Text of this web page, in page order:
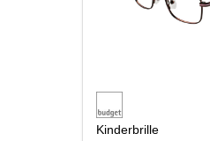
Kinderbrille